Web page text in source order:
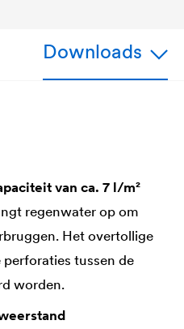
Downloads
van ca. 7 l/m²
regenwater op om
Het overtollige
tussen de
worden.